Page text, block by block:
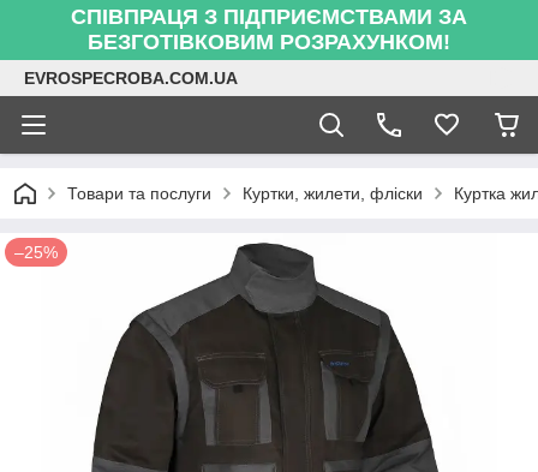
СПІВПРАЦЯ З ПІДПРИЄМСТВАМИ ЗА
БЕЗГОТІВКОВИМ РОЗРАХУНКОМ!
EVROSPECROBA.COM.UA
Товари та послуги Куртки, жилети, фліски Куртка
–25%